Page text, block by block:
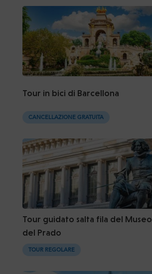
Tour in bici di Barcellona
CANCELLAZIONE GRATUITA
Tour guidato salta fila del Museo
del Prado
TOUR REGOLARE